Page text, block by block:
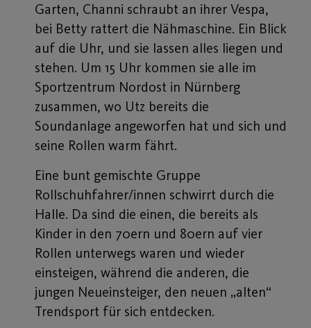
Garten, Channi schraubt an ihrer Vespa,
bei Betty rattert die Nähmaschine. Ein Blick
auf die Uhr, und sie lassen alles liegen und
stehen. Um 15 Uhr kommen sie alle im
Sportzentrum Nordost in Nürnberg
zusammen, wo Utz bereits die
Soundanlage angeworfen hat und sich und
seine Rollen warm fährt.
Eine bunt gemischte Gruppe
Rollschuhfahrer/innen schwirrt durch die
Halle. Da sind die einen, die bereits als
Kinder in den 70ern und 80ern auf vier
Rollen unterwegs waren und wieder
einsteigen, während die anderen, die
jungen Neueinsteiger, den neuen „alten“
Trendsport für sich entdecken.